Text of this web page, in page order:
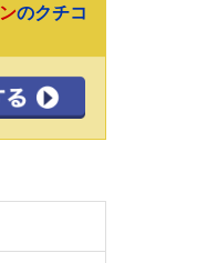
のクチコ